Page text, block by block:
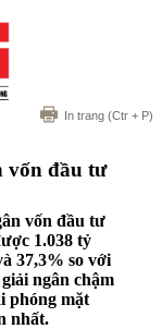
In trang (Ctr + P)
vốn đầu tư
vốn đầu tư
1.038 tỷ
37,3% so với
ngân chậm
phóng mặt
nhất.